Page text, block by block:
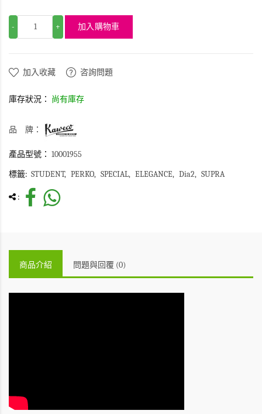
- + 加入購物車
加入收藏 咨詢問題
庫存狀況： 尚有庫存
品 牌：
產品型號： 10001955
標籤: STUDENT PERKO SPECIAL ELEGANCE Dia2 SUPRA
:
商品介紹 問題與回覆 (0)